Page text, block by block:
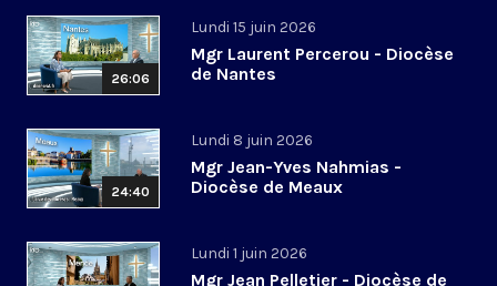
26:06
Lundi 15 juin 2026
Mgr Laurent Percerou - Diocèse
de Nantes
24:40
Lundi 8 juin 2026
Mgr Jean-Yves Nahmias -
Diocèse de Meaux
Lundi 1 juin 2026
Mgr Jean Pelletier - Diocèse de